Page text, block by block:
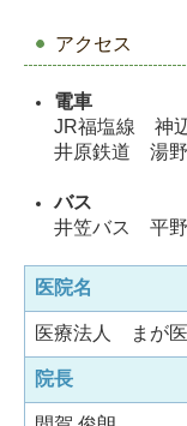
アクセス
電車
JR福塩線 神
井原鉄道 湯野
バス
井笠バス 平
医院名
医療法人 まが
院長